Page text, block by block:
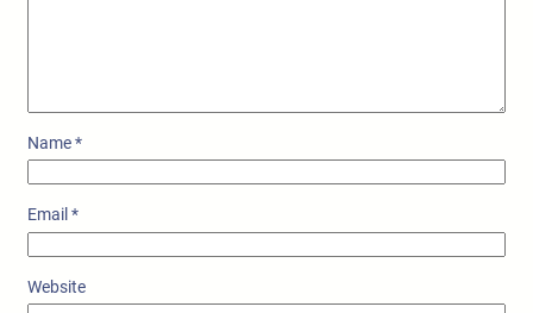
Name*
Email *
Website